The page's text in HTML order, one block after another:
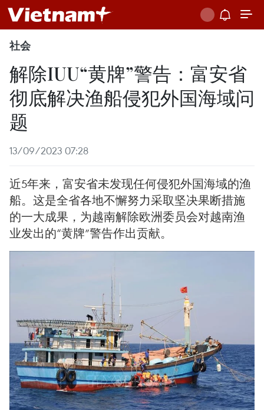
社会
解除IUU“黄牌”警告：富安省
彻底解决渔船侵犯外国海域问
题
13/09/2023 07:28
近5年来，富安省未发现任何侵犯外国海域的渔
船。这是全省各地不懈努力采取坚决果断措施
的一大成果，为越南解除欧洲委员会对越南渔
业发出的“黄牌”警告作出贡献。